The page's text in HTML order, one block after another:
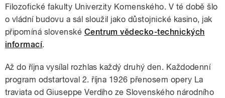
Filozofické fakulty Univerzity Komenského. V té době šlo
o vládní budovu a sál sloužil jako důstojnické kasino, jak
připomíná slovenské Centrum vědecko-technických
informací.
Až do října vysílal rozhlas každý druhý den. Každodenní
program odstartoval 2. října 1926 přenosem opery La
traviata od Giuseppe Verdiho ze Slovenského národního